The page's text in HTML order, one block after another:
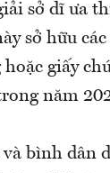
sở dĩ ưa
sở hữu
giấy
năm
bình dân